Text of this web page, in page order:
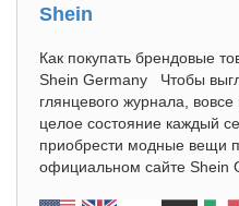
Shein
Как покупать брендовые
Shein Germany Чтобы
глянцевого журнала,
целое состояние каждый
приобрести модные вещи
официальном сайте Shein